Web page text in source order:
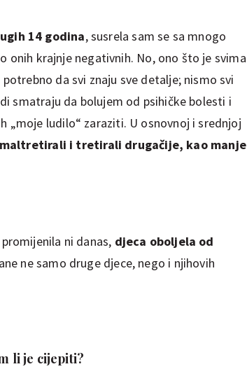
14 godina, susrela sam se sa mnogo
onih krajnje negativnih. No, ono što je svima
da svi znaju sve detalje; nismo svi
smatraju da bolujem od psihičke bolesti i
„moje ludilo“ zaraziti. U osnovnoj i srednjoj
maltretirali i tretirali drugačije, kao manje
ni danas, djeca oboljela od
ne samo druge djece, nego i njihovih
li je cijepiti?